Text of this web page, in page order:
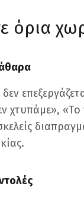
όρια
χτυπάμε»,